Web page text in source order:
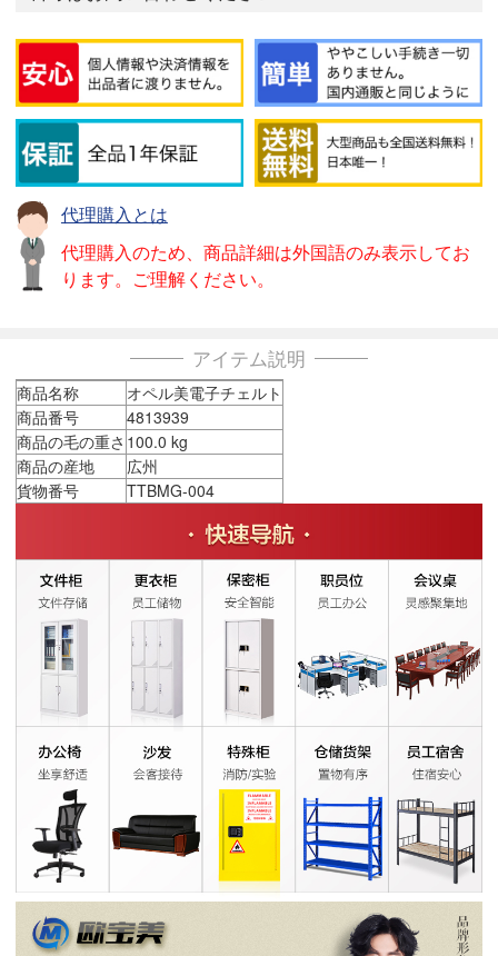
代理購入とは
代理購入のため、商品詳細は外国語のみ表示してお
ります。ご理解ください。
アイテム説明
商品名称
オペル美電子チェルト
商品番号
4813939
商品の毛の重さ 100.0 kg
商品の産地
広州
貨物番号
TTBMG-004